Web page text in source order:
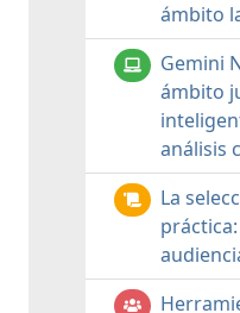
ámbito
Gemini
ámbito
análisis
La